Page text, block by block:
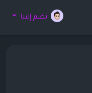
انضم إلينا